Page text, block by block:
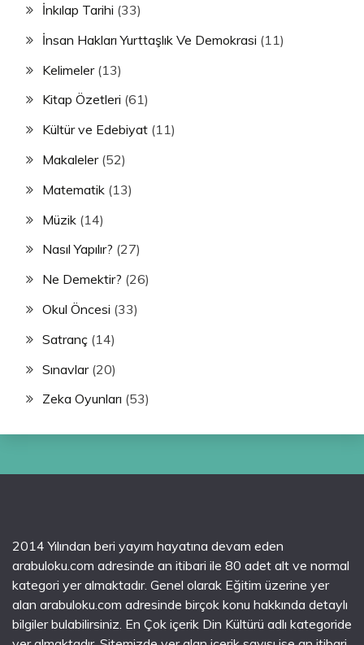
İnkılap Tarihi (33)
İnsan Hakları Yurttaşlık Ve Demokrasi (11)
Kelimeler(13)
Kitap Özetleri (61)
Kültür ve Edebiyat (11)
Makaleler(52)
Matematik (13)
Müzik (14)
Nasıl Yapılır? (27)
Ne Demektir? (26)
Okul Öncesi (33)
Satranç (14)
Sınavlar(20)
Zeka Oyunları (53)
2014 Yılından beri yayım hayatına devam eden
arabuloku.com adresinde an itibari ile 80 adet alt ve normal
kategori yer almaktadır. Genel olarak Eğitim üzerine yer
alan arabuloku.com adresinde birçok konu hakkında detaylı
bilgiler bulabilirsiniz. En Çok içerik Din Kültürü adlı kategoride